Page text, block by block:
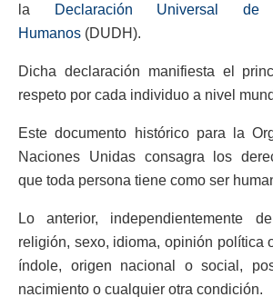
la
Declaración Universal
Humanos (DUDH).
Dicha declaración manifiesta el
respeto por cada individuo a nivel
Este documento histórico para la
Naciones Unidas consagra los
que toda persona tiene como ser
Lo anterior, independientemente
religión, sexo, idioma, opinión política
índole, origen nacional o social,
nacimiento o cualquier otra condición.